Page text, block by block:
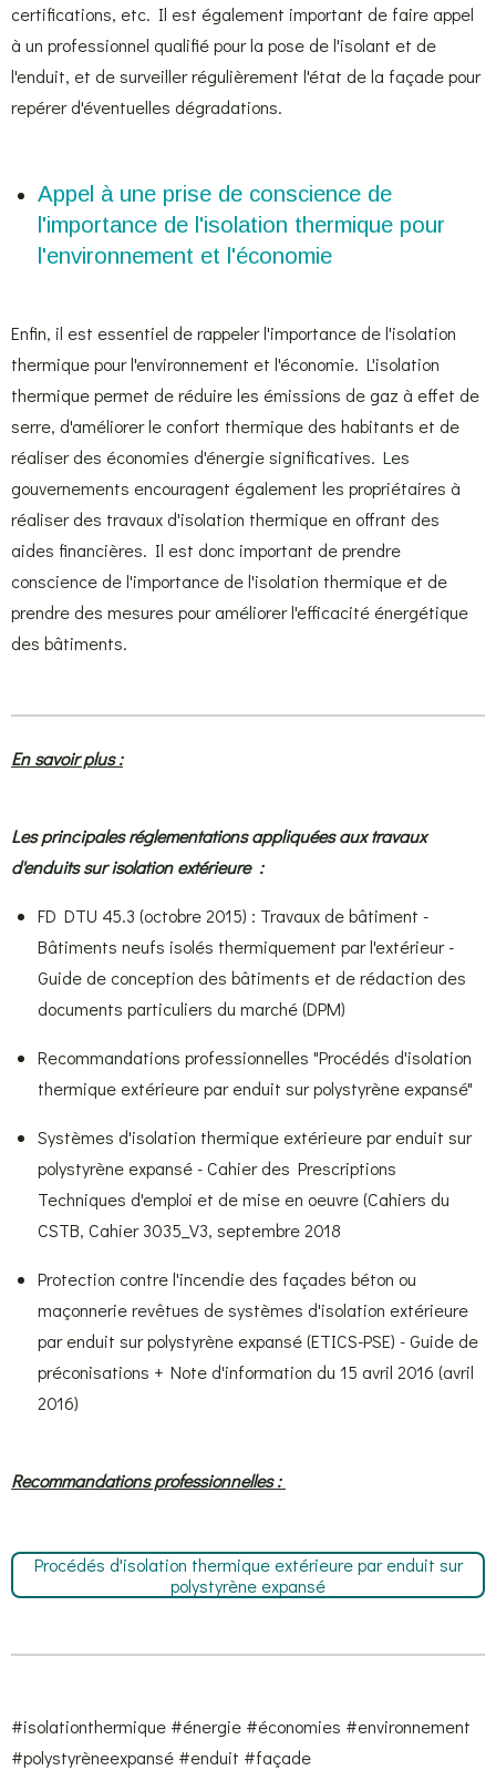
certifications, etc. Il est également important de faire appel
à un professionnel qualifié pour la pose de l'isolant et de
l'enduit, et de surveiller régulièrement l'état de la façade pour
repérer d'éventuelles dégradations.
Appel à une prise de conscience de
l'importance de l'isolation thermique pour
l'environnement et l'économie
Enfin, il est essentiel de rappeler l'importance de l'isolation
thermique pour l'environnement et l'économie. L'isolation
thermique permet de réduire les émissions de gaz à effet de
serre, d'améliorer le confort thermique des habitants et de
réaliser des économies d'énergie significatives. Les
gouvernements encouragent également les propriétaires à
réaliser des travaux d'isolation thermique en offrant des
aides financières. Il est donc important de prendre
conscience de l'importance de l'isolation thermique et de
prendre des mesures pour améliorer l'efficacité énergétique
des bâtiments.
En savoir plus :
Les principales réglementations appliquées aux travaux
d'enduits sur isolation extérieure :
FD DTU 45.3 (octobre 2015) : Travaux de bâtiment -
Bâtiments neufs isolés thermiquement par l'extérieur -
Guide de conception des bâtiments et de rédaction des
documents particuliers du marché (DPM)
Recommandations professionnelles "Procédés d'isolation
thermique extérieure par enduit sur polystyrène expansé"
Systèmes d'isolation thermique extérieure par enduit sur
polystyrène expansé - Cahier des Prescriptions
Techniques d'emploi et de mise en oeuvre (Cahiers du
CSTB, Cahier 3035_V3, septembre 2018
Protection contre l'incendie des façades béton ou
maçonnerie revêtues de systèmes d'isolation extérieure
par enduit sur polystyrène expansé (ETICS-PSE) - Guide de
préconisations + Note d'information du 15 avril 2016 (avril
2016)
Recommandations professionnelles :
Procédés d'isolation thermique extérieure par enduit sur
polystyrène expansé
#isolationthermique #énergie #économies #environnement
#polystyrèneexpansé #enduit #façade